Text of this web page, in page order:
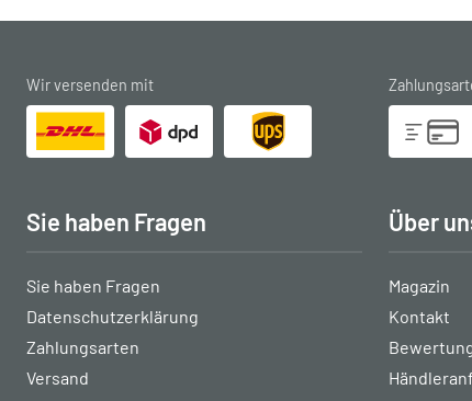
Wir versenden mit
Sie haben Fragen
Sie haben Fragen
Datenschutzerklärung
Zahlungsarten
Versand
Über
Magazin
Kontakt